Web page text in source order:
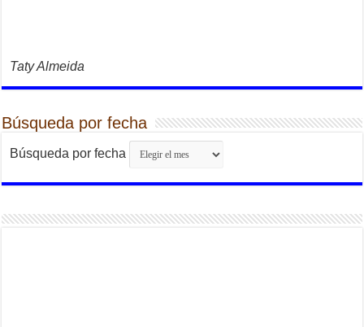
Taty Almeida
Búsqueda por fecha
Búsqueda por fecha